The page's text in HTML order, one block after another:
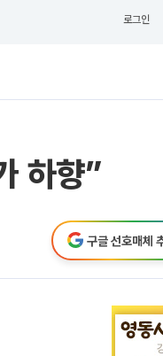
로그인
하향”
구글 선호매체